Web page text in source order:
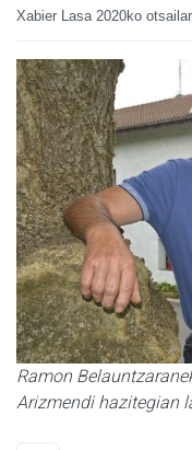
Xabier Lasa 2020ko
Ramon
Arizmendi hazitegian